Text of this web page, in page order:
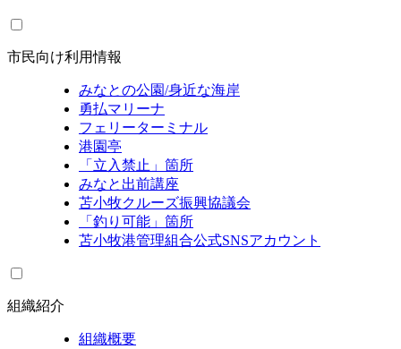
市民向け利用情報
みなとの公園/身近な海岸
勇払マリーナ
フェリーターミナル
港園亭
「立入禁止」箇所
みなと出前講座
苫小牧クルーズ振興協議会
「釣り可能」箇所
苫小牧港管理組合公式SNSアカウント
組織紹介
組織概要